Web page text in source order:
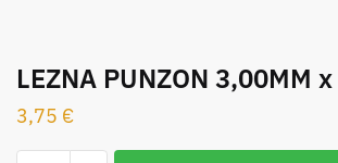
LEZNA PUNZON 3,00MM
3,75 €